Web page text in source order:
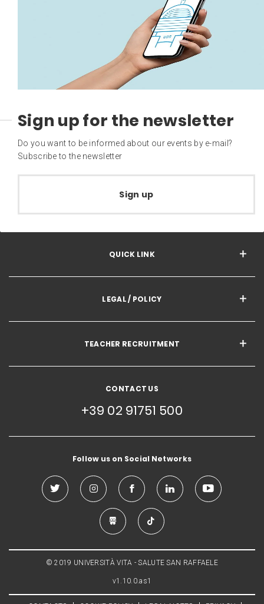
Sign up for the newsletter
Do you want to be informed about our events by e-mail?
Subscribe to the newsletter
Sign up
QUICK LINK
LEGAL / POLICY
TEACHER RECRUITMENT
CONTACT US
+39 02 91751 500
Follow us on Social Networks
© 2019 UNIVERSITÀ VITA - SALUTE SAN RAFFAELE
v1.10.0.as1